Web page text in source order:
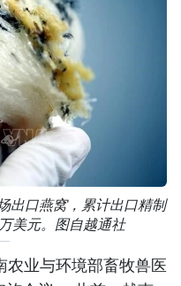
出口燕窝，累计出口精制
美元。图自越通社
业与环境部畜牧兽医